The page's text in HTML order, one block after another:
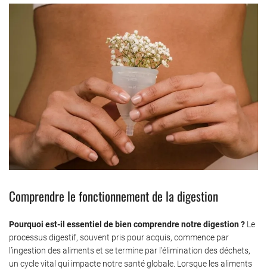
Comprendre le fonctionnement de la digestion
Pourquoi est-il essentiel de bien comprendre notre digestion ? Le
processus digestif, souvent pris pour acquis, commence par
l’ingestion des aliments et se termine par l’élimination des déchets,
un cycle vital qui impacte notre santé globale. Lorsque les aliments